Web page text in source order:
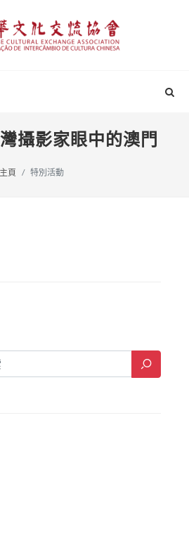
攝影家眼中的澳門
主頁 特別活動